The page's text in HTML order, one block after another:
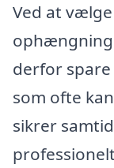
Ved at
ophængning
derfor
som ofte
sikrer